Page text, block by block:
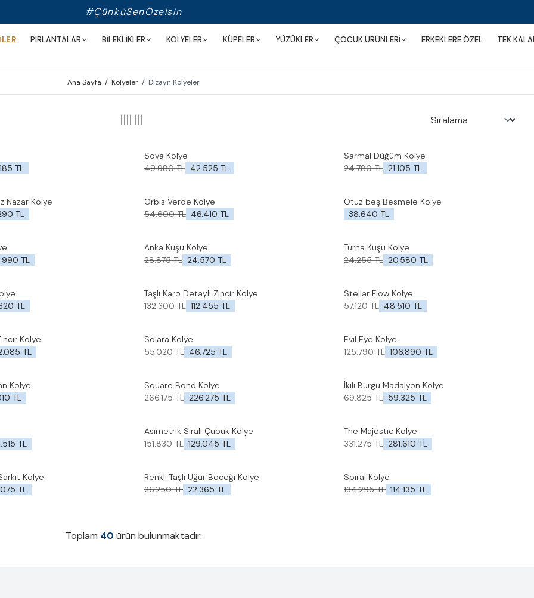
#ÇünküSenÖzelsin
PIRLANTALAR BİLEKLİKLER KOLYELER KÜPELER YÜZÜKLER ÇOCUK ÜRÜNLERİ ERKEKLERE ÖZEL TEK
Ana Sayfa / Kolyeler / Dizayn Kolyeler
TL
%15İndirim
Favorilere Ekle
Sova Kolye
49.980TL 42.525 TL
Yeni
%15İndirim
Favorilere Ekle
Sarmal Düğüm Kolye
24.780TL 21.105 TL
Nazar Kolye
TL
%15İndirim
Favorilere Ekle
Orbis Verde Kolye
54.600TL 46.410 TL
Favorilere Ekle
Otuz beş Besmele Kolye
38.640 TL
TL
%15İndirim
Favorilere Ekle
Anka Kuşu Kolye
28.875TL 24.570 TL
15İndirim
Favorilere Ekle
Turna Kuşu Kolye
24.255TL 20.580 TL
TL
15İndirim
Favorilere Ekle
Taşlı Karo Detaylı Zincir Kolye
132.300TL 112.455 TL
%15İndirim
Favorilere Ekle
Stellar Flow Kolye
57.120TL 48.510 TL
Kolye
TL
%15İndirim
Favorilere Ekle
Solara Kolye
55.020TL 46.725 TL
%15İndirim
Favorilere Ekle
Evil Eye Kolye
125.790TL 106.890 TL
Kolye
TL
%15İndirim
Favorilere Ekle
Square Bond Kolye
266.175TL 226.275 TL
%15İndirim
Favorilere Ekle
İkili Burgu Madalyon Kolye
69.825TL 59.325 TL
TL
%15İndirim
Favorilere Ekle
Asimetrik Sıralı Çubuk Kolye
151.830TL 129.045 TL
Yeni
%15İndirim
Favorilere Ekle
The Majestic Kolye
331.275TL 281.610 TL
Kolye
TL
%15İndirim
Favorilere Ekle
Renkli Taşlı Uğur Böceği Kolye
26.250TL 22.365 TL
%15İndirim
Favorilere Ekle
Spiral Kolye
134.295TL 114.135 TL
Toplam 40 ürün bulunmaktadır.